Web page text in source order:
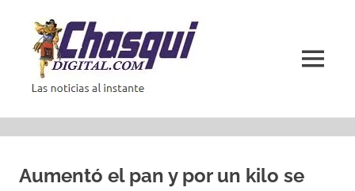
contenido
MENÚ
Aumentó el pan y por un kilo se